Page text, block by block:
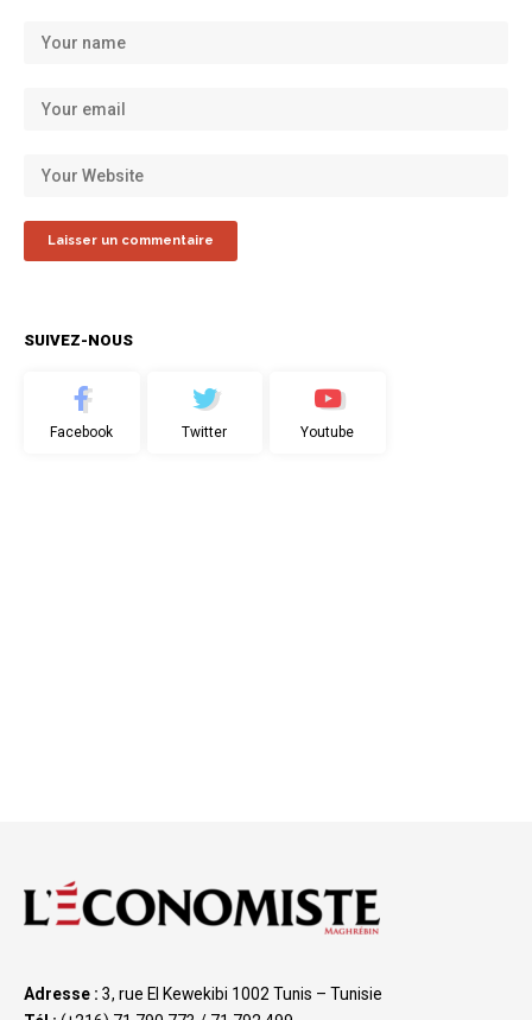
SUIVEZ-NOUS
Facebook Twitter Youtube
Adresse : 3, rue El Kewekibi 1002 Tunis – Tunisie